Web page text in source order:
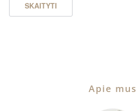
SKAITYTI
Apie mus